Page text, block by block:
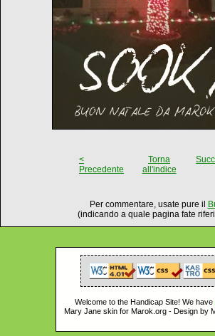
<
Precedente
Torna
all'indice
Per commentare, usate pure il
(indicando a quale pagina fate
Welcome to the Handicap Site! We have
Mary Jane skin for Marok.org - Design by